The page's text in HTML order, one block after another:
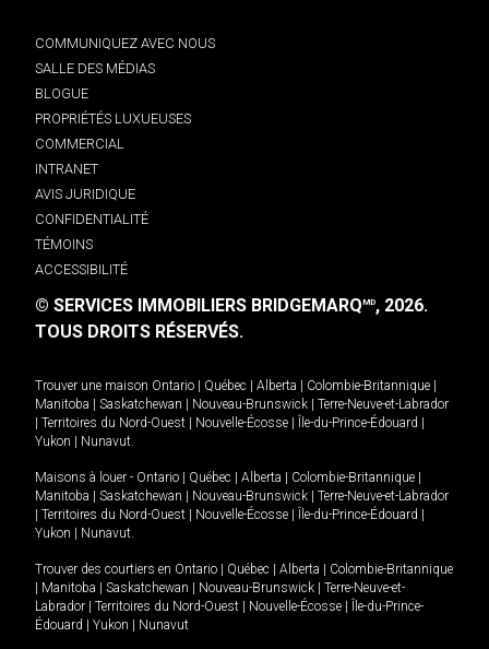
COMMUNIQUEZ AVEC NOUS
SALLE DES MÉDIAS
BLOGUE
PROPRIÉTÉS LUXUEUSES
COMMERCIAL
INTRANET
AVIS JURIDIQUE
CONFIDENTIALITÉ
TÉMOINS
ACCESSIBILITÉ
© SERVICES IMMOBILIERS BRIDGEMARQMD, 2026.
TOUS DROITS RÉSERVÉS.
Trouver une maison Ontario Québec Alberta Colombie-Britannique
Manitoba
Saskatchewan Nouveau-Brunswick
Terre-Neuve-et-Labrador
Territoires du Nord-Ouest Nouvelle-Écosse Île-du-Prince-Édouard
Yukon
Nunavut.
Maisons à louer - Ontario Québec Alberta Colombie-Britannique
Manitoba
Saskatchewan Nouveau-Brunswick
Terre-Neuve-et-Labrador
Territoires du Nord-Ouest Nouvelle-Écosse Île-du-Prince-Édouard
Yukon
Nunavut.
Trouver des courtiers en Ontario Québec Alberta
Colombie-Britannique
Manitoba Saskatchewan Nouveau-Brunswick
Terre-Neuve-et-
Labrador
Territoires du Nord-Ouest Nouvelle-Écosse
Île-du-Prince-
Édouard
Yukon Nunavut